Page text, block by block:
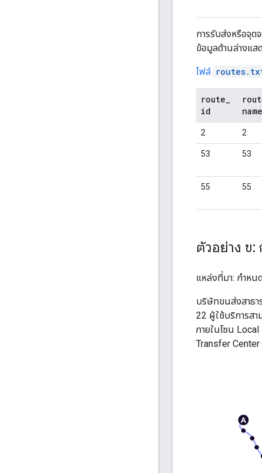
การรับส่งหรือจุด
ข้อมูลด้านล่างแส
ไฟล์
route
id
name
2 2
53 53
55 55
ตัวอย่าง ข:
แหล่งที่มา: กำหน
บริษัทขนส่งสาธ
22 ผู้ใช้บริการส
ภายในโซน Local
Transfer Center